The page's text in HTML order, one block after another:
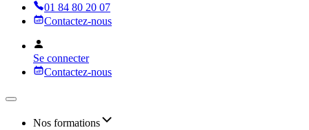
01 84 80 20 07
Contactez-nous
Se connecter
Contactez-nous
Nos formations